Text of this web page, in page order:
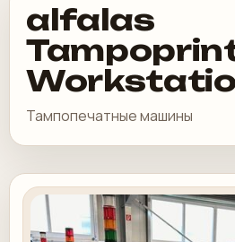
alfalas
Тампопечатные машины